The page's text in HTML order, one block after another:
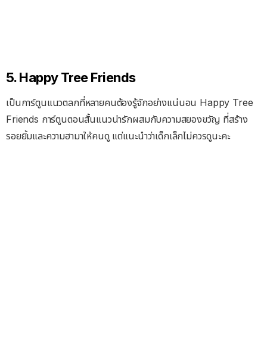
5. Happy Tree Friends
เป็นการ์ตูนแนวตลกที่หลายคนต้องรู้จักอย่างแน่นอน Happy Tree
Friends การ์ตูนตอนสั้นแนวน่ารักผสมกับความสยองขวัญ ที่สร้าง
รอยยิ้มและความฮามาให้คนดู แต่แนะนำว่าเด็กเล็กไม่ควรดูนะคะ